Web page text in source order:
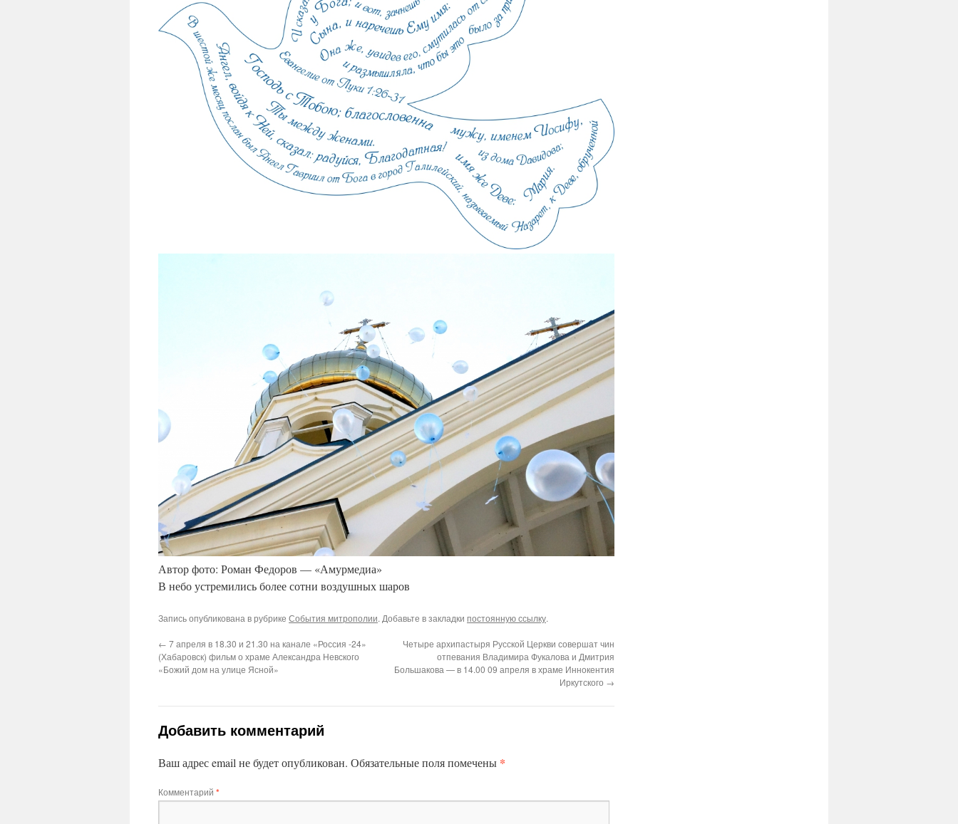
Автор фото: Роман Федоров — «Амурмедиа»
В небо устремились более сотни воздушных шаров
Запись опубликована в рубрике События митрополии. Добавьте в закладки постоянную ссылку.
← 7 апреля в 18.30 и 21.30 на канале «Россия -24»
(Хабаровск) фильм о храме Александра Невского
«Божий дом на улице Ясной»
Четыре архипастыря Русской Церкви совершат чин
отпевания Владимира Фукалова и Дмитрия
Большакова — в 14.00 09 апреля в храме Иннокентия
Иркутского →
Добавить комментарий
Ваш адрес email не будет опубликован. Обязательные поля помечены *
Комментарий *